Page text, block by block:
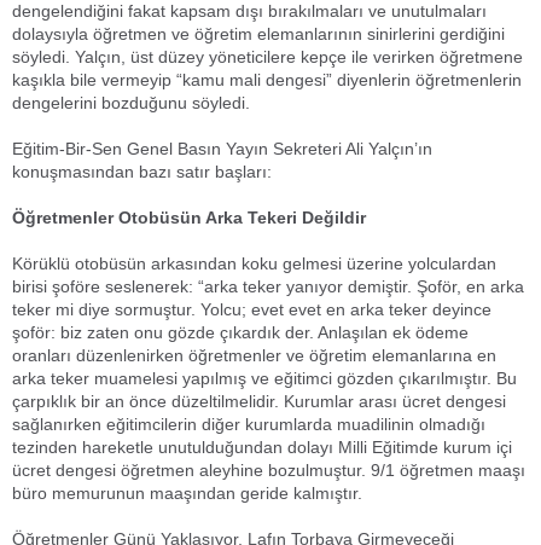
dengelendiğini fakat kapsam dışı bırakılmaları ve unutulmaları
dolaysıyla öğretmen ve öğretim elemanlarının sinirlerini gerdiğini
söyledi. Yalçın, üst düzey yöneticilere kepçe ile verirken öğretmene
kaşıkla bile vermeyip “kamu mali dengesi” diyenlerin öğretmenlerin
dengelerini bozduğunu söyledi.
Eğitim-Bir-Sen Genel Basın Yayın Sekreteri Ali Yalçın’ın
konuşmasından bazı satır başları:
Öğretmenler Otobüsün Arka Tekeri Değildir
Körüklü otobüsün arkasından koku gelmesi üzerine yolculardan
birisi şoföre seslenerek: “arka teker yanıyor demiştir. Şoför, en arka
teker mi diye sormuştur. Yolcu; evet evet en arka teker deyince
şoför: biz zaten onu gözde çıkardık der. Anlaşılan ek ödeme
oranları düzenlenirken öğretmenler ve öğretim elemanlarına en
arka teker muamelesi yapılmış ve eğitimci gözden çıkarılmıştır. Bu
çarpıklık bir an önce düzeltilmelidir. Kurumlar arası ücret dengesi
sağlanırken eğitimcilerin diğer kurumlarda muadilinin olmadığı
tezinden hareketle unutulduğundan dolayı Milli Eğitimde kurum içi
ücret dengesi öğretmen aleyhine bozulmuştur. 9/1 öğretmen maaşı
büro memurunun maaşından geride kalmıştır.
Öğretmenler Günü Yaklaşıyor, Lafın Torbaya Girmeyeceği